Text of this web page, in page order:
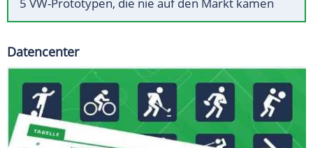
5 VW-Prototypen, die nie auf den Markt kamen
Datencenter